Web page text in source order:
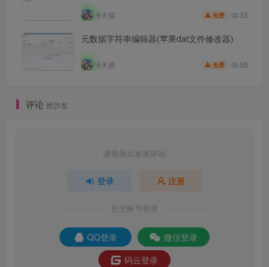
6天前 免费 33
元数据字符串编辑器(苹果dat文件修改器)
6天前 免费 56
评论 抢沙发
请登录后发表评论
登录 注册
社交账号登录
QQ登录
微信登录
码云登录